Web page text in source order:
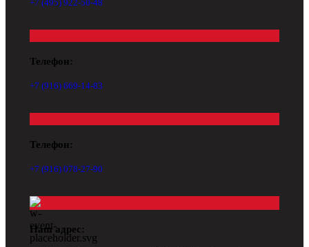
+7 (495) 922-50-48
Телефон:
+7 (916) 669-14-83
Телефон:
+7 (916) 078-27-90
Наш адрес: